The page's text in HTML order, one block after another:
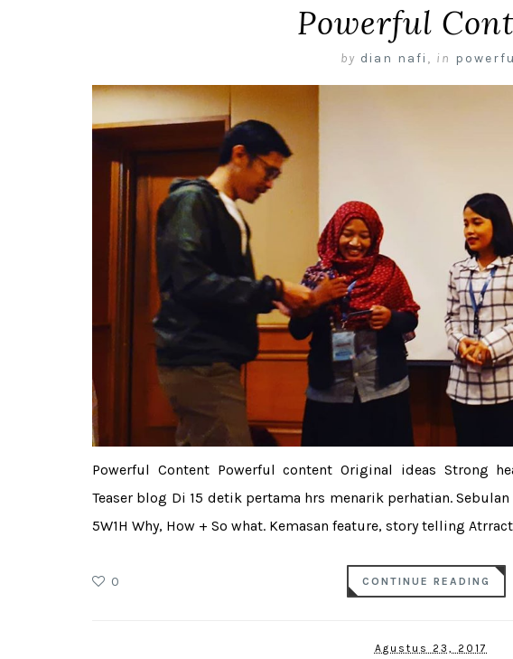
Powerful
by dian nafi , in
Powerful Content Powerful content Original ideas Strong
Teaser blog Di 15 detik pertama hrs menarik perhatian.
5W1H Why, How + So what. Kemasan feature, story telling
0 CONTINUE READING
Agustus 23, 2017